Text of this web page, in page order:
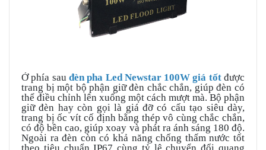
Ở phía sau đèn pha Led Newstar 100W giá tốtđược
trang bị một bộ phận giữ đèn chắc chắn, giúp đèn có
thể điều chỉnh lên xuống một cách mượt mà. Bộ phận
giữ đèn hay còn gọi là giá đỡ có cấu tạo siêu dày,
trang bị ốc vít cố định bằng thép vô cùng chắc chắn,
có độ bền cao, giúp xoay và phát ra ánh sáng 180 độ.
Ngoài ra đèn còn có khả năng chống thấm nước tốt
theo tiêu chuẩn IP67 cùng tỷ lệ chuyển đổi quang